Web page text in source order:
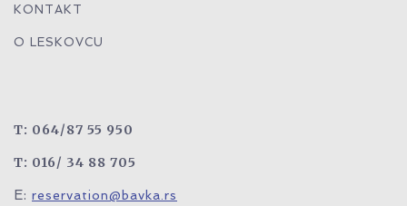
KONTAKT
O LESKOVCU
T: 064/87 55 950
T: 016/ 34 88 705
E: reservation@bavka.rs